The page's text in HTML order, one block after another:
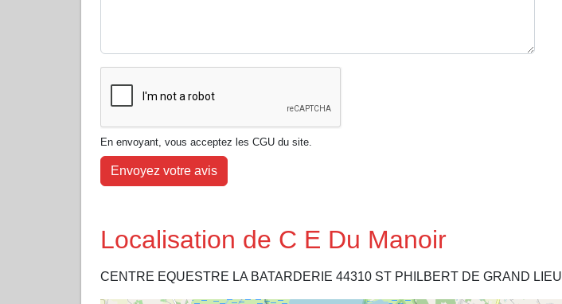
En envoyant, vous acceptez les CGU du site.
Envoyez votre avis
Localisation de C E Du Manoir
CENTRE EQUESTRE LA BATARDERIE 44310 ST PHILBERT DE GRAND LIEU